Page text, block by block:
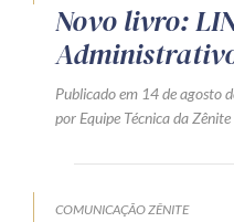
Novo livro:
Publicado em 14 de agosto
por Equipe Técnica da Zênite
COMUNICAÇÃO ZÊNITE